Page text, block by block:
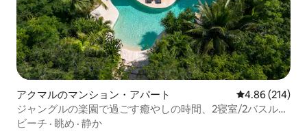
アクマルのマンション・アパート レビュー214
4.86 (214)
ジャングルの楽園で過ごす癒やしの時間、2寝室/2バスルー
ム
ビーチ · 眺め · 静か